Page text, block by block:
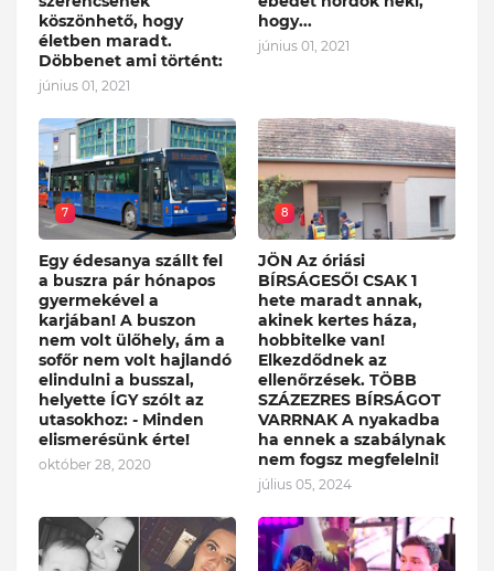
köszönhető, hogy
életben maradt.
Döbbenet ami történt:
június 01, 2021
hogy...
június 01, 2021
7
Egy édesanya szállt fel
a buszra pár hónapos
gyermekével a
karjában! A buszon
nem volt ülőhely, ám a
sofőr nem volt hajlandó
elindulni a busszal,
helyette ÍGY szólt az
utasokhoz: - Minden
elismerésünk érte!
október 28, 2020
8
JÖN Az óriási
BÍRSÁGESŐ! CSAK 1
hete maradt annak,
akinek kertes háza,
hobbitelke van!
Elkezdődnek az
ellenőrzések. TÖBB
SZÁZEZRES BÍRSÁGOT
VARRNAK A nyakadba
ha ennek a szabálynak
nem fogsz megfelelni!
július 05, 2024